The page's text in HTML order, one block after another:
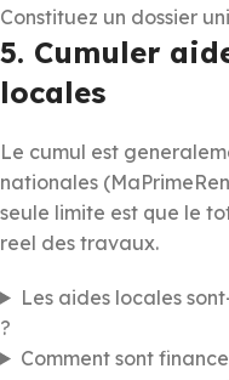
Constituez un dossier
5. Cumuler
locales
Le cumul est
nationales
seule limite est que le
reel des travaux.
Les aides locales
?
Comment sont